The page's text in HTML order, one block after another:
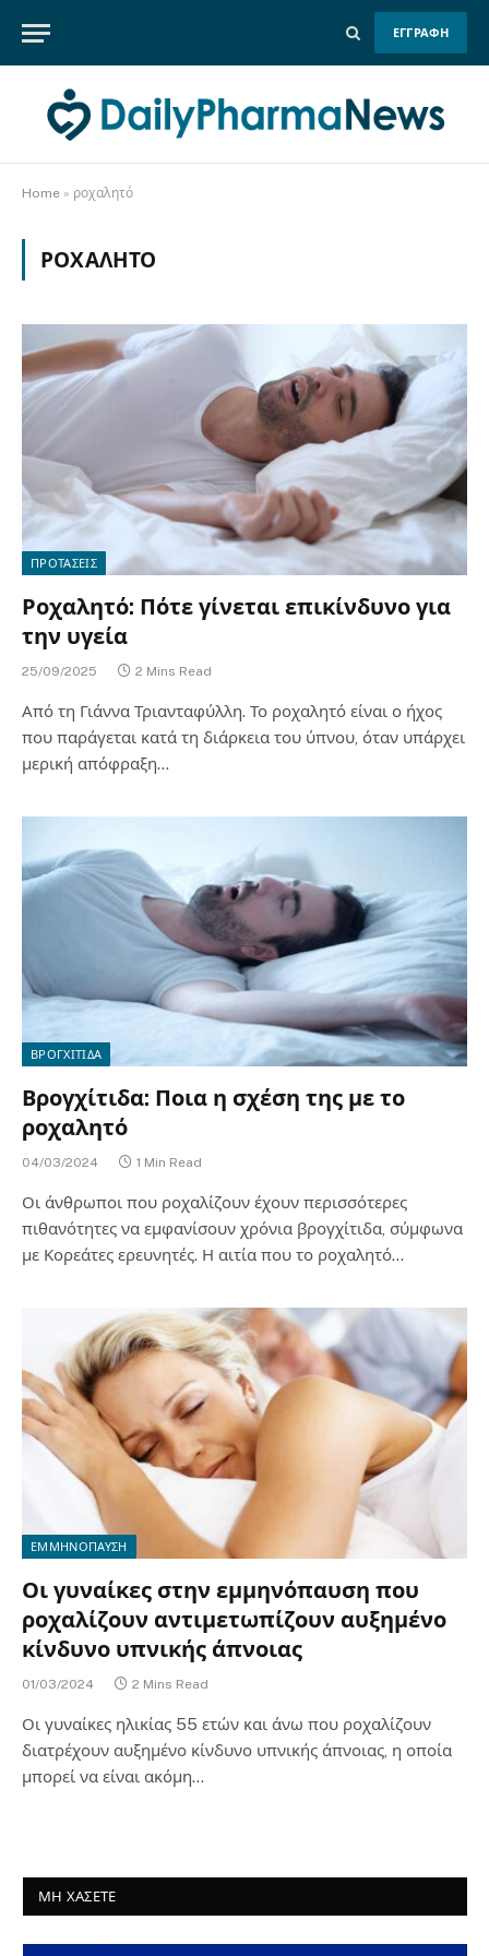
ΕΓΓΡΑΦΗ
Home » ροχαλητό
ΡΟΧΑΛΗΤΌ
ΠΡΟΤΑΣΕΙΣ
Ροχαλητό: Πότε γίνεται επικίνδυνο για
την υγεία
25/09/2025 2 Mins Read
Από τη Γιάννα Τριανταφύλλη. Το ροχαλητό είναι ο ήχος
που παράγεται κατά τη διάρκεια του ύπνου, όταν υπάρχει
μερική απόφραξη…
ΒΡΟΓΧΙΤΙΔΑ
Βρογχίτιδα: Ποια η σχέση της με το
ροχαλητό
04/03/2024 1 Min Read
Οι άνθρωποι που ροχαλίζουν έχουν περισσότερες
πιθανότητες να εμφανίσουν χρόνια βρογχίτιδα, σύμφωνα
με Κορεάτες ερευνητές. Η αιτία που το ροχαλητό…
ΕΜΜΗΝΟΠΑΥΣΗ
Οι γυναίκες στην εμμηνόπαυση που
ροχαλίζουν αντιμετωπίζουν αυξημένο
κίνδυνο υπνικής άπνοιας
01/03/2024 2 Mins Read
Οι γυναίκες ηλικίας 55 ετών και άνω που ροχαλίζουν
διατρέχουν αυξημένο κίνδυνο υπνικής άπνοιας, η οποία
μπορεί να είναι ακόμη…
ΜΗ ΧΑΣΕΤΕ